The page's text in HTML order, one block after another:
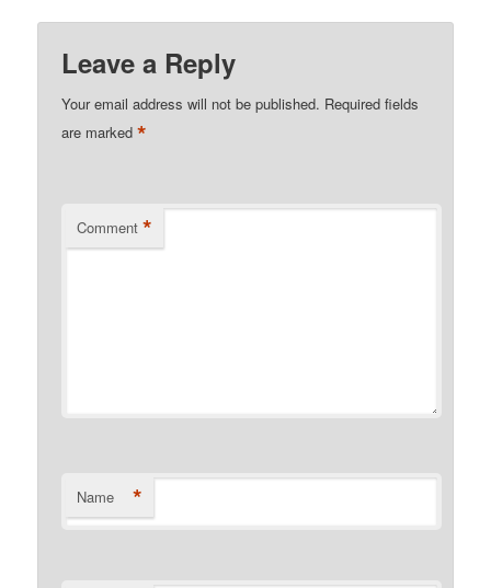
Leave a Reply
Your email address will not be published. Required fields
are marked*
Comment *
Name *